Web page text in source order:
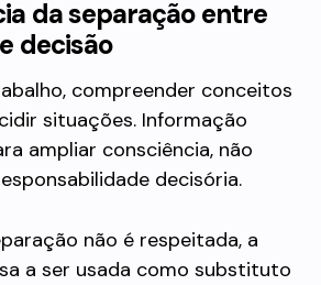
da separação entre
decisão
compreender conceitos
situações. Informação
ampliar consciência, não
decisória.
não é respeitada, a
a ser usada como substituto